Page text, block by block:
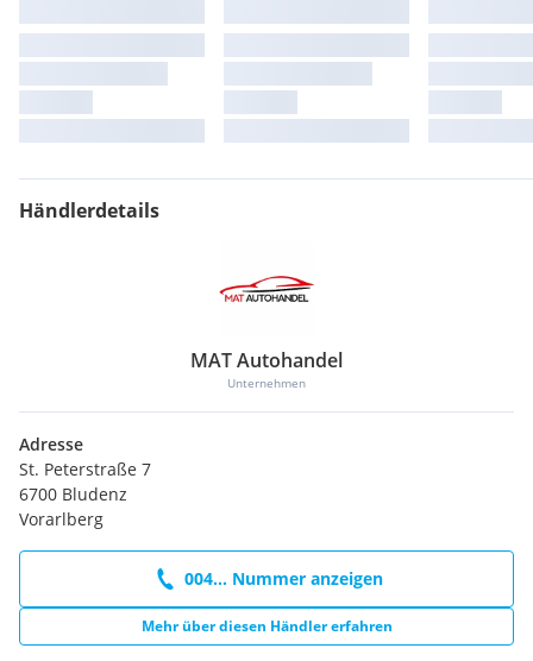
Händlerdetails
MAT Autohandel
Unternehmen
Adresse
St. Peterstraße 7
6700 Bludenz
Vorarlberg
004... Nummer anzeigen
Mehr über diesen Händler erfahren